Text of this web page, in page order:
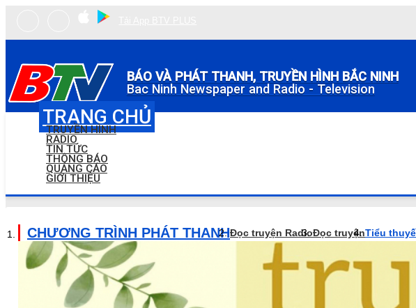
BÁO VÀ PHÁT THANH, TRUYỀN HÌNH BẮC NINH
Bac Ninh Newspaper and Radio - Television
TRANG CHỦ
TRUYỀN HÌNH
RADIO
TIN TỨC
THÔNG BÁO
QUẢNG CÁO
GIỚI THIỆU
CHƯƠNG TRÌNH PHÁT THANHĐọc truyện RadioĐọc truyệnTiểu